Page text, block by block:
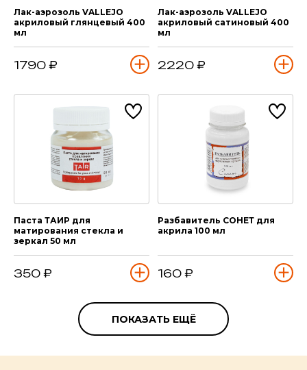
Лак-аэрозоль VALLEJO
акриловый глянцевый 400
мл
1790 ₽
Лак-аэрозоль VALLEJO
акриловый сатиновый 400
мл
2220 ₽
Паста ТАИР для
матирования стекла и
зеркал 50 мл
350 ₽
Разбавитель СОНЕТ для
акрила 100 мл
160 ₽
ПОКАЗАТЬ ЕЩЁ